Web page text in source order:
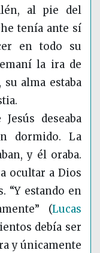
al pie del
tenía ante sí
en todo su
la ira de
alma estaba
deseaba
dormido. La
y él oraba.
ocultar a Dios
“Y estando en
(Lucas
debía ser
y únicamente